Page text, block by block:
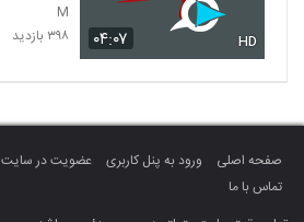
۰۴:۰۷ HD
M
۳۹۸ بازدید
صفحه اصلی ورود به پنل کاربری عضویت در سایت
تماس با ما